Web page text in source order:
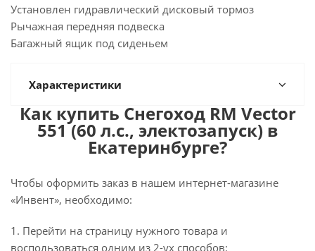
Установлен гидравлический дисковый тормоз
Рычажная передняя подвеска
Багажный ящик под сиденьем
Характеристики
Как купить Снегоход RM Vector
551 (60 л.с., электозапуск) в
Екатеринбурге?
Чтобы оформить заказ в нашем интернет-магазине
«Инвент», необходимо:
1. Перейти на страницу нужного товара и
воспользоваться одним из 2-ух способов: